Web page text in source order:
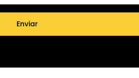
Enviar